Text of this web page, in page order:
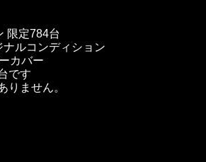
限定784台
ルコンディション
カバー
です
りません。